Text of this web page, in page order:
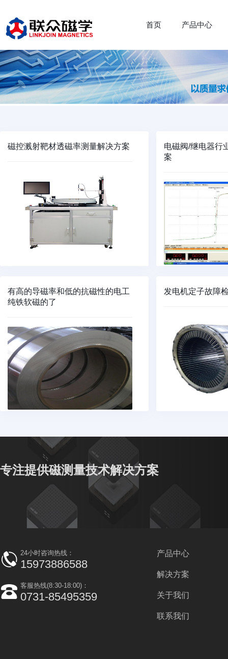
首页 产品中心
磁控溅射靶材透磁率测量解决方案
电磁阀/继电器行
案
有高的导磁率和低的抗磁性的电工
纯铁软磁的了
发电机定子故障
专注提供磁测量技术解决方案
24小时咨询热线：
15973886588
客服热线(8:30-18:00)：
0731-85495359
产品中心
解决方案
关于我们
联系我们